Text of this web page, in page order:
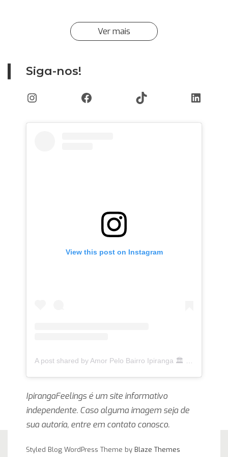
Ver mais
Siga-nos!
InstagramFacebook TikTok
View this post on Instagram
IpirangaFeelings é um site informativo
independente. Caso alguma imagem seja de
sua autoria, entre em contato conosco.
Styled Blog WordPress Theme by Blaze Themes